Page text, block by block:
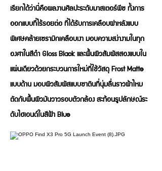
เรียกได้ว่านี่คือผลงานศิลปะระดับมาสเตอร์พีซ ทั้งการ
ออกแบบที่ไร้รอยต่อ ที่ได้รับการเคลือบฝาหลังแบบ
พิเศษคล้ายเซรามิกเคลือบเงา มอบความสง่างามในทุก
องศาในสีดำ Gloss Black และพื้นผิวสัมผัสสองแบบใน
แผ่นเดียวด้วยกระบวนการใหม่ที่ใช้วัสดุ Frost Matte
แบบด้าน มอบผิวสัมผัสแบบซาตินที่นุ่มลื่นราวผ้าไหม
ตัดกับพื้นผิวมันวาวรอบตัวกล้อง สะท้อนรูปลักษณ์ระ
ดับไฮเอนด์ในสีฟ้า Blue